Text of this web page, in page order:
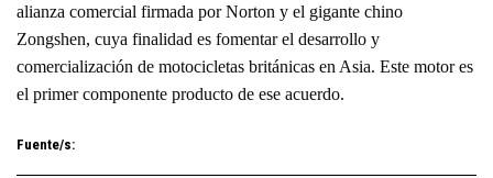
alianza comercial firmada por Norton y el gigante chino
Zongshen, cuya finalidad es fomentar el desarrollo y
comercialización de motocicletas británicas en Asia. Este motor es
el primer componente producto de ese acuerdo.
Fuente/s: